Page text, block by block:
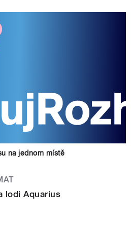
na jednom místě
lodi Aquarius